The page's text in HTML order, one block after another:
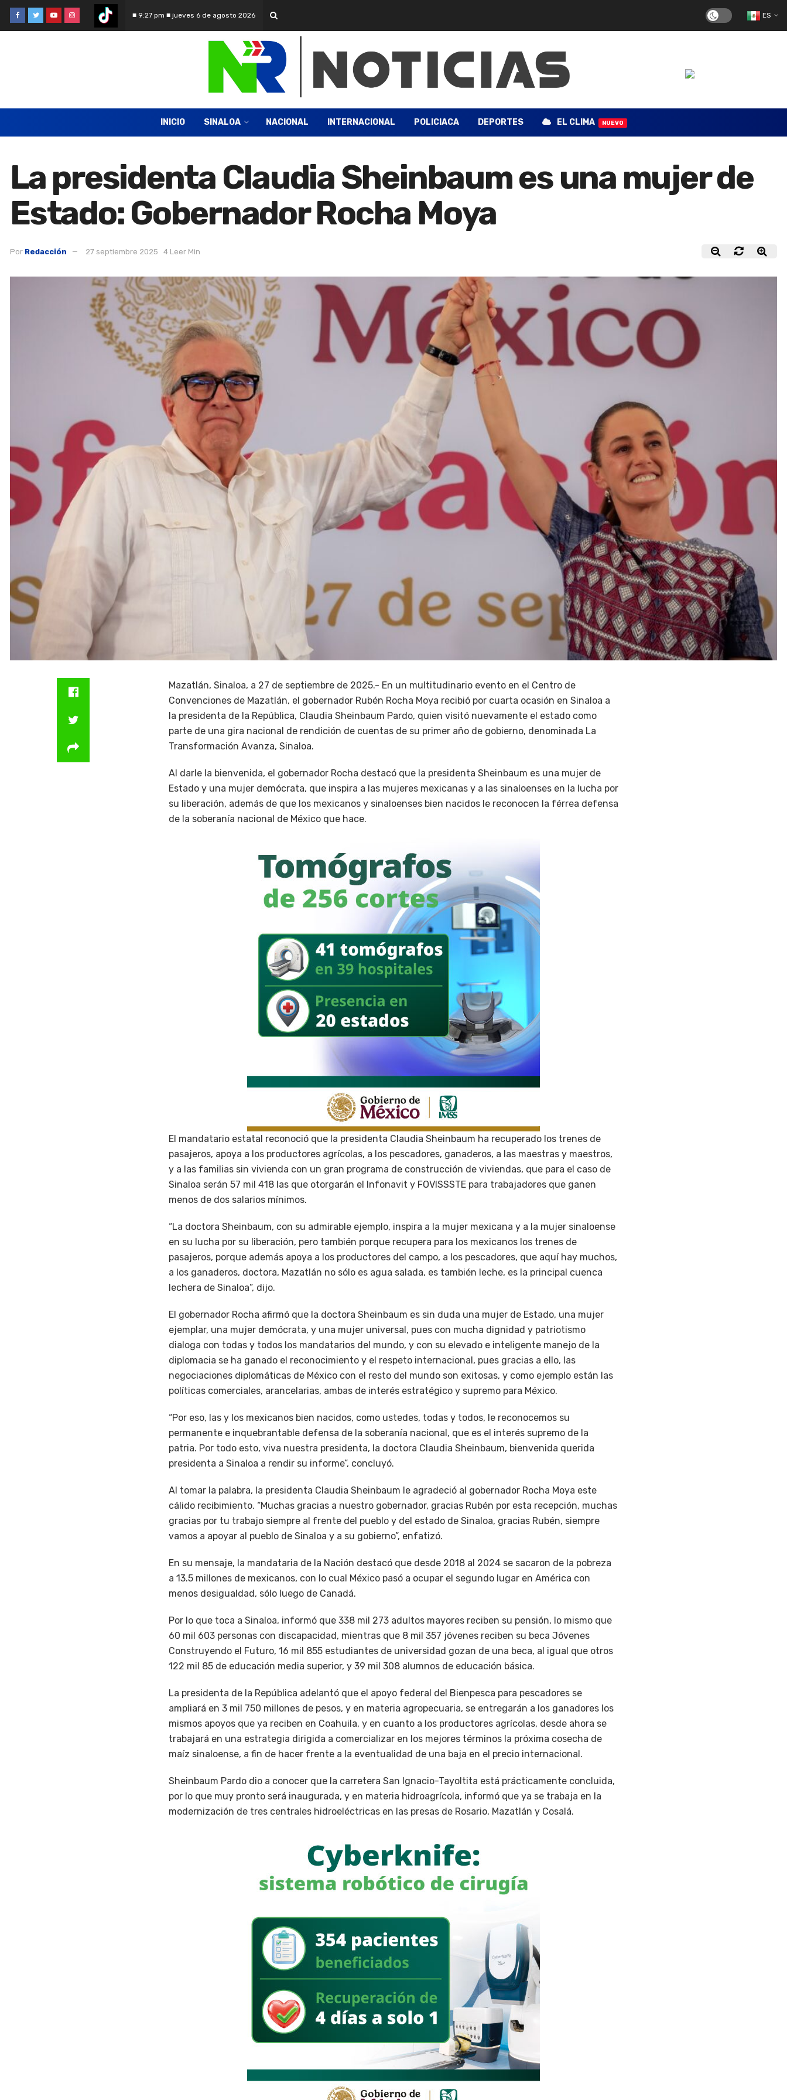
■ 9:27 pm ■ jueves 6 de agosto 2026 ES
INICIO SINALOA NACIONAL INTERNACIONAL POLICIACA DEPORTES EL CLIMA NUEVO
La presidenta Claudia Sheinbaum es una mujer de
Estado: Gobernador Rocha Moya
Por Redacción 27 septiembre 2025 4 Leer Min
Mazatlán, Sinaloa, a 27 de septiembre de 2025.- En un multitudinario evento en el Centro de
Convenciones de Mazatlán, el gobernador Rubén Rocha Moya recibió por cuarta ocasión en Sinaloa a
la presidenta de la República, Claudia Sheinbaum Pardo, quien visitó nuevamente el estado como
parte de una gira nacional de rendición de cuentas de su primer año de gobierno, denominada La
Transformación Avanza, Sinaloa.
Al darle la bienvenida, el gobernador Rocha destacó que la presidenta Sheinbaum es una mujer de
Estado y una mujer demócrata, que inspira a las mujeres mexicanas y a las sinaloenses en la lucha por
su liberación, además de que los mexicanos y sinaloenses bien nacidos le reconocen la férrea defensa
de la soberanía nacional de México que hace.
El mandatario estatal reconoció que la presidenta Claudia Sheinbaum ha recuperado los trenes de
pasajeros, apoya a los productores agrícolas, a los pescadores, ganaderos, a las maestras y maestros,
y a las familias sin vivienda con un gran programa de construcción de viviendas, que para el caso de
Sinaloa serán 57 mil 418 las que otorgarán el Infonavit y FOVISSSTE para trabajadores que ganen
menos de dos salarios mínimos.
“La doctora Sheinbaum, con su admirable ejemplo, inspira a la mujer mexicana y a la mujer sinaloense
en su lucha por su liberación, pero también porque recupera para los mexicanos los trenes de
pasajeros, porque además apoya a los productores del campo, a los pescadores, que aquí hay muchos,
a los ganaderos, doctora, Mazatlán no sólo es agua salada, es también leche, es la principal cuenca
lechera de Sinaloa”, dijo.
El gobernador Rocha afirmó que la doctora Sheinbaum es sin duda una mujer de Estado, una mujer
ejemplar, una mujer demócrata, y una mujer universal, pues con mucha dignidad y patriotismo
dialoga con todas y todos los mandatarios del mundo, y con su elevado e inteligente manejo de la
diplomacia se ha ganado el reconocimiento y el respeto internacional, pues gracias a ello, las
negociaciones diplomáticas de México con el resto del mundo son exitosas, y como ejemplo están las
políticas comerciales, arancelarias, ambas de interés estratégico y supremo para México.
“Por eso, las y los mexicanos bien nacidos, como ustedes, todas y todos, le reconocemos su
permanente e inquebrantable defensa de la soberanía nacional, que es el interés supremo de la
patria. Por todo esto, viva nuestra presidenta, la doctora Claudia Sheinbaum, bienvenida querida
presidenta a Sinaloa a rendir su informe”, concluyó.
Al tomar la palabra, la presidenta Claudia Sheinbaum le agradeció al gobernador Rocha Moya este
cálido recibimiento. “Muchas gracias a nuestro gobernador, gracias Rubén por esta recepción, muchas
gracias por tu trabajo siempre al frente del pueblo y del estado de Sinaloa, gracias Rubén, siempre
vamos a apoyar al pueblo de Sinaloa y a su gobierno”, enfatizó.
En su mensaje, la mandataria de la Nación destacó que desde 2018 al 2024 se sacaron de la pobreza
a 13.5 millones de mexicanos, con lo cual México pasó a ocupar el segundo lugar en América con
menos desigualdad, sólo luego de Canadá.
Por lo que toca a Sinaloa, informó que 338 mil 273 adultos mayores reciben su pensión, lo mismo que
60 mil 603 personas con discapacidad, mientras que 8 mil 357 jóvenes reciben su beca Jóvenes
Construyendo el Futuro, 16 mil 855 estudiantes de universidad gozan de una beca, al igual que otros
122 mil 85 de educación media superior, y 39 mil 308 alumnos de educación básica.
La presidenta de la República adelantó que el apoyo federal del Bienpesca para pescadores se
ampliará en 3 mil 750 millones de pesos, y en materia agropecuaria, se entregarán a los ganadores los
mismos apoyos que ya reciben en Coahuila, y en cuanto a los productores agrícolas, desde ahora se
trabajará en una estrategia dirigida a comercializar en los mejores términos la próxima cosecha de
maíz sinaloense, a fin de hacer frente a la eventualidad de una baja en el precio internacional.
Sheinbaum Pardo dio a conocer que la carretera San Ignacio-Tayoltita está prácticamente concluida,
por lo que muy pronto será inaugurada, y en materia hidroagrícola, informó que ya se trabaja en la
modernización de tres centrales hidroeléctricas en las presas de Rosario, Mazatlán y Cosalá.